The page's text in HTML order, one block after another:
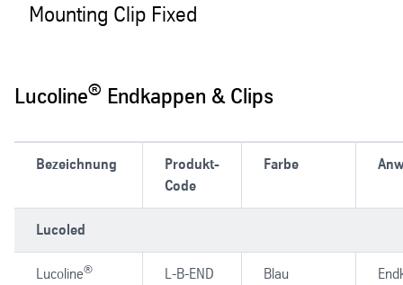
Mounting Clip Fixed
Lucoline® Endkappen & Clips
Bezeichnung
Produkt-
Code
Farbe
Lucoled
Lucoline® L-B-END Blau